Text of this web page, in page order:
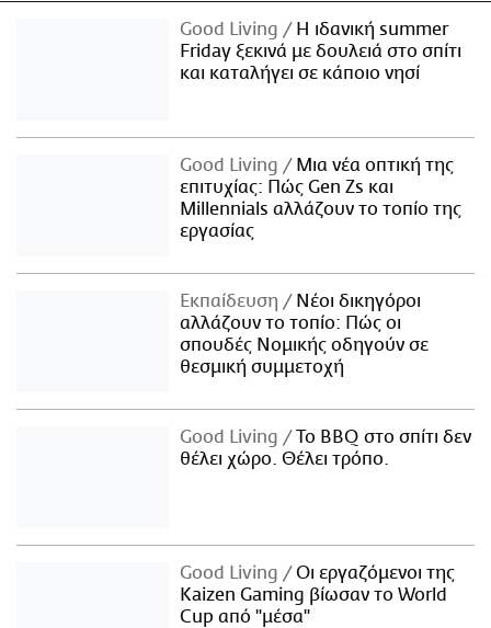
Good Living
Η ιδανική summer
Friday ξεκινά με δουλειά στο σπίτι
και καταλήγει σε κάποιο νησί
Good Living
Μια νέα οπτική της
επιτυχίας: Πώς Gen Zs και
Millennials αλλάζουν το τοπίο της
εργασίας
Εκπαίδευση
Νέοι δικηγόροι
αλλάζουν το τοπίο: Πώς οι
σπουδές Νομικής οδηγούν σε
θεσμική συμμετοχή
Good Living
Το BBQ στο σπίτι δεν
θέλει χώρο. Θέλει τρόπο.
Good Living
Οι εργαζόμενοι της
Kaizen Gaming βίωσαν το World
Cup από "μέσα"